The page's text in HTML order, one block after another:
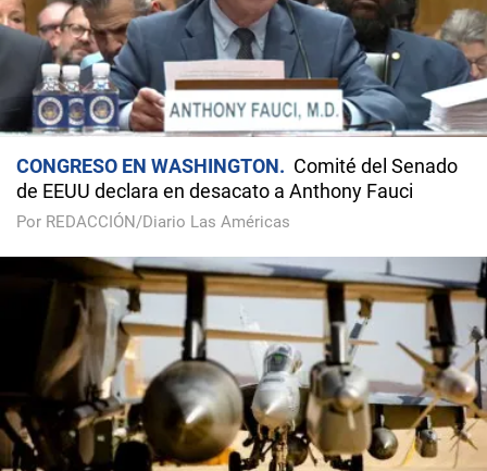
CONGRESO EN WASHINGTON
Comité del Senado
de EEUU declara en desacato a Anthony Fauci
Por REDACCIÓN/Diario Las Américas